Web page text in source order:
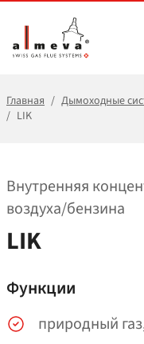
Главная Дымоходные
LIK
Внутренняя
воздуха/​бензина
LIK
Функции
природный